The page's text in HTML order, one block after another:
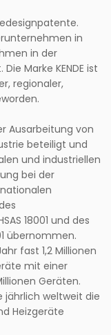
in
in der
Marke KENDE ist
regionaler,
Ausarbeitung von
beteiligt und
und industriellen
bei der
18001 und des
übernommen.
fast 1,2 Millionen
mit einer
Geräten.
jährlich weltweit die
Heizgeräte